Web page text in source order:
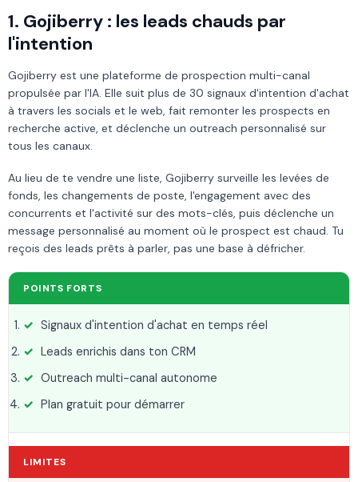
1. Gojiberry : les leads chauds par
l'intention
Gojiberry est une plateforme de prospection multi-canal
propulsée par l'IA. Elle suit plus de 30 signaux d'intention d'achat
à travers les socials et le web, fait remonter les prospects en
recherche active, et déclenche un outreach personnalisé sur
tous les canaux.
Au lieu de te vendre une liste, Gojiberry surveille les levées de
fonds, les changements de poste, l'engagement avec des
concurrents et l'activité sur des mots-clés, puis déclenche un
message personnalisé au moment où le prospect est chaud. Tu
reçois des leads prêts à parler, pas une base à défricher.
POINTS FORTS
Signaux d'intention d'achat en temps réel
Leads enrichis dans ton CRM
Outreach multi-canal autonome
Plan gratuit pour démarrer
LIMITES